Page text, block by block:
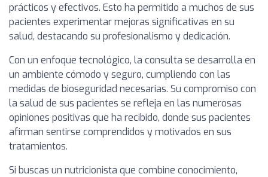
prácticos y efectivos. Esto ha permitido a muchos de sus
pacientes experimentar mejoras significativas en su
salud, destacando su profesionalismo y dedicación.
Con un enfoque tecnológico, la consulta se desarrolla en
un ambiente cómodo y seguro, cumpliendo con las
medidas de bioseguridad necesarias. Su compromiso con
la salud de sus pacientes se refleja en las numerosas
opiniones positivas que ha recibido, donde sus pacientes
afirman sentirse comprendidos y motivados en sus
tratamientos.
Si buscas un nutricionista que combine conocimiento,